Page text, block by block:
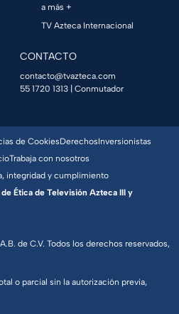
a más +
TV Azteca Internacional
CONTACTO
contacto@tvazteca.com
55 1720 1313 | Conmutador
de C.V. Todos los derechos reservados,
o parcial sin la autorización previa,
de CookiesDerechosInversionistas
Trabaja con nosotros
integridad y cumplimiento
Ética de Televisión Azteca III y